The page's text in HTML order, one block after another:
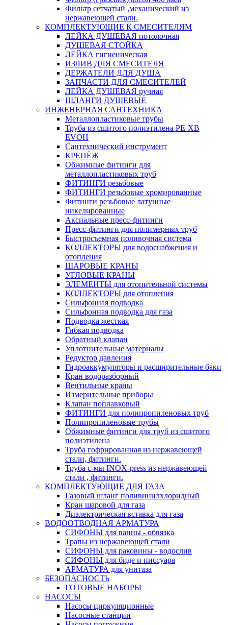
Фильтр сетчатый ,механический из
нержавеющей стали.
КОМПЛЕКТУЮЩИЕ К СМЕСИТЕЛЯМ
ЛЕЙКА ДУШЕВАЯ потолочная
ДУШЕВАЯ СТОЙКА
ЛЕЙКА гигиеническая
ИЗЛИВ ДЛЯ СМЕСИТЕЛЯ
ДЕРЖАТЕЛИ ДЛЯ ДУША
ЗАПЧАСТИ ДЛЯ СМЕСИТЕЛЕЙ
ЛЕЙКА ДУШЕВАЯ ручная
ШЛАНГИ ДУШЕВЫЕ
ИНЖЕНЕРНАЯ САНТЕХНИКА
Металлопластиковые трубы
Труба из сшитого полиэтилена PE-XB
EVOH
Сантехнический инструмент
КРЕПЁЖ
Обжимные фитинги для
металлопластиковых труб
ФИТИНГИ резьбовые
ФИТИНГИ резьбовые хромированные
Фитинги резьбовые латунные
никелированные
Аксиальные пресс-фитинги
Пресс-фитинги для полимерных труб
Быстросъемная поливочная система
КОЛЛЕКТОРЫ для водоснабжения и
отопления
ШАРОВЫЕ КРАНЫ
УГЛОВЫЕ КРАНЫ
ЭЛЕМЕНТЫ для отопительной системы
КОЛЛЕКТОРЫ для отопления
Сильфонная подводка
Cильфонная подводка для газа
Подводка жесткая
Гибкая подводка
Обратный клапан
Уплотнительные материалы
Редуктор давления
Гидроаккумуляторы и расширительные баки
Кран водоразборный
Вентильные краны
Измерительные приборы
Клапан поплавковый
ФИТИНГИ для полипропиленовых труб
Полипропиленовые трубы
Обжимные фитинги для труб из сшитого
полиэтилена
Труба гофрированная из нержавеющей
стали, фитинги.
Труба с-мы INOX-press из нержавеющей
стали , фитинги.
КОМПЛЕКТУЮЩИЕ ДЛЯ ГАЗА
Газовый шланг поливинилхлоридный
Кран шаровой для газа
Диэлектрическая вставка для газа
ВОДООТВОДНАЯ АРМАТУРА
СИФОНЫ для ванны - обвязка
Трапы из нержавеющей стали
СИФОНЫ для раковины - водослив
СИФОНЫ для биде и писсуара
АРМАТУРА для унитаза
БЕЗОПАСНОСТЬ
ГОТОВЫЕ НАБОРЫ
НАСОСЫ
Насосы циркуляционные
Насосные станции